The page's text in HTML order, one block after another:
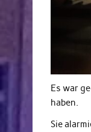
Es war
haben.
Sie